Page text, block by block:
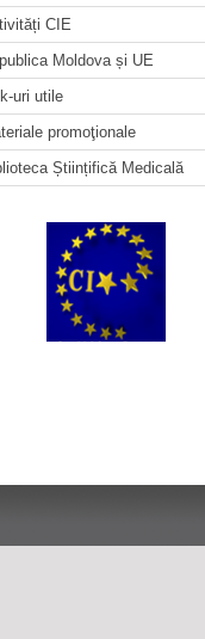
CIE
Moldova și UE
uri utile
promoţionale
Științifică Medicală